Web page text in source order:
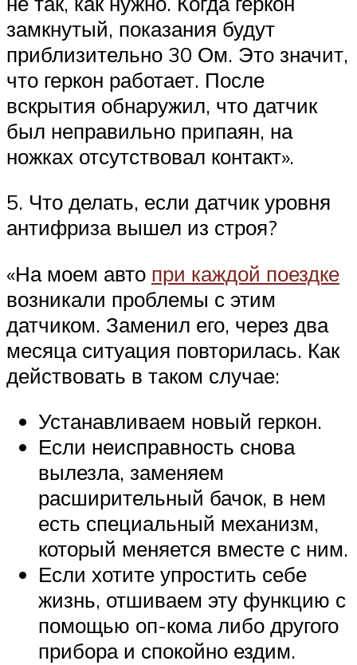
замкнутый, показания будут
приблизительно 30 Ом. Это значит,
что геркон работает. После
вскрытия обнаружил, что датчик
был неправильно припаян, на
ножках отсутствовал контакт».
5. Что делать, если датчик уровня
антифриза вышел из строя?
«На моем авто при каждой поездке
возникали проблемы с этим
датчиком. Заменил его, через два
месяца ситуация повторилась. Как
действовать в таком случае:
Устанавливаем новый геркон.
Если неисправность снова
вылезла, заменяем
расширительный бачок, в нем
есть специальный механизм,
который меняется вместе с ним.
Если хотите упростить себе
жизнь, отшиваем эту функцию с
помощью оп-кома либо другого
прибора и спокойно ездим.